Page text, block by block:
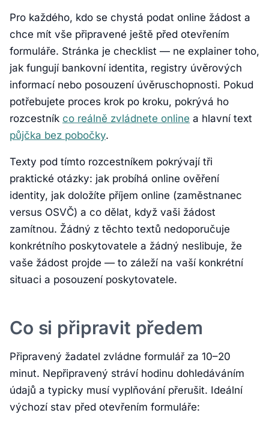
Pro každého, kdo se chystá podat online žádost a
chce mít vše připravené ještě před otevřením
formuláře. Stránka je checklist — ne explainer toho,
jak fungují bankovní identita, registry úvěrových
informací nebo posouzení úvěruschopnosti. Pokud
potřebujete proces krok po kroku, pokrývá ho
rozcestník co reálně zvládnete online a hlavní text
půjčka bez pobočky.
Texty pod tímto rozcestníkem pokrývají tři
praktické otázky: jak probíhá online ověření
identity, jak doložíte příjem online (zaměstnanec
versus OSVČ) a co dělat, když vaši žádost
zamítnou. Žádný z těchto textů nedoporučuje
konkrétního poskytovatele a žádný neslibuje, že
vaše žádost projde — to záleží na vaší konkrétní
situaci a posouzení poskytovatele.
Co si připravit předem
Připravený žadatel zvládne formulář za 10–20
minut. Nepřipravený stráví hodinu dohledáváním
údajů a typicky musí vyplňování přerušit. Ideální
výchozí stav před otevřením formuláře: